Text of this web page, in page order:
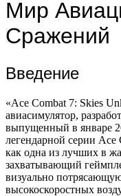
Мир
Сражений
Введение
«Ace Combat 7: Skies
авиасимулятор,
выпущенный в январе
легендарной серии Ace
как одна из лучших в
захватывающий
визуально
высокоскоростных